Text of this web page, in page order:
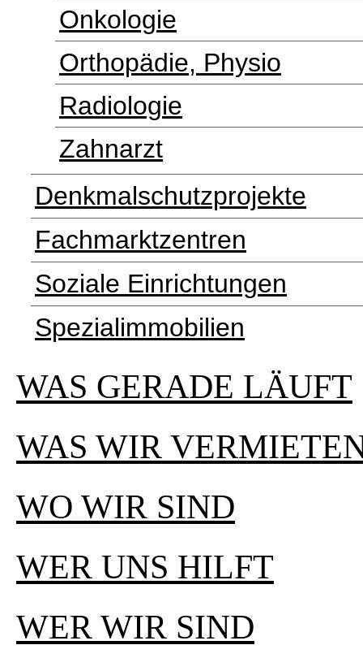
Onkologie
Orthopädie, Physio
Radiologie
Zahnarzt
Denkmalschutzprojekte
Fachmarktzentren
Soziale Einrichtungen
Spezialimmobilien
WAS GERADE LÄUFT
WAS WIR
WO WIR SIND
WER UNS HILFT
WER WIR SIND